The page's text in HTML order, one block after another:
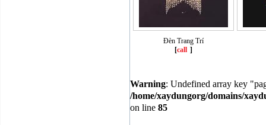
Đèn Trang Trí
[call ]
Warning: Undefined array key
/home/xaydungorg/domains/
on line 85